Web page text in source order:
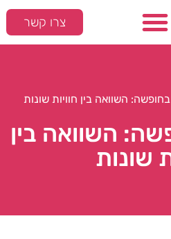
צרו קשר
השוואה בין חוויות שונות
השוואה בין
שונות